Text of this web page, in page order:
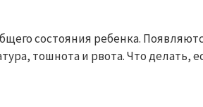
состояния ребенка.
тошнота и рвота. Что делать,